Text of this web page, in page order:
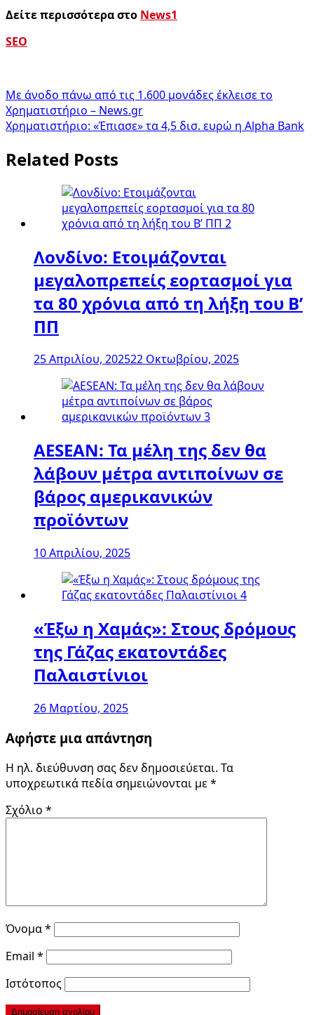
Δείτε περισσότερα στο News1
SEO
Πλοήγηση
άρθρων
Με άνοδο πάνω από τις 1.600 μονάδες έκλεισε το
Χρηματιστήριο – News.gr
Χρηματιστήριο: «Έπιασε» τα 4,5 δισ. ευρώ η Alpha Bank
Related Posts
Λονδίνο: Ετοιμάζονται
μεγαλοπρεπείς εορτασμοί για
τα 80 χρόνια από τη λήξη του Β’
ΠΠ
25 Απριλίου, 202522 Οκτωβρίου, 2025
AESEAN: Τα μέλη της δεν θα
λάβουν μέτρα αντιποίνων σε
βάρος αμερικανικών
προϊόντων
10 Απριλίου, 2025
«Έξω η Χαμάς»: Στους δρόμους
της Γάζας εκατοντάδες
Παλαιστίνιοι
26 Μαρτίου, 2025
Αφήστε μια απάντηση
Η ηλ. διεύθυνση σας δεν δημοσιεύεται. Τα
υποχρεωτικά πεδία σημειώνονται με*
Σχόλιο *
Όνομα*
Email *
Ιστότοπος